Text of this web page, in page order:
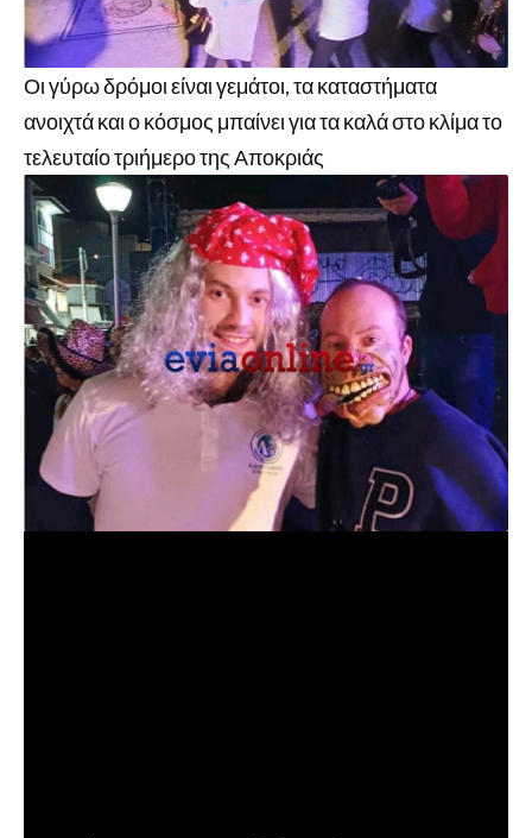
Οι γύρω δρόμοι είναι γεμάτοι, τα καταστήματα
ανοιχτά και ο κόσμος μπαίνει για τα καλά στο κλίμα το
τελευταίο τριήμερο της Αποκριάς